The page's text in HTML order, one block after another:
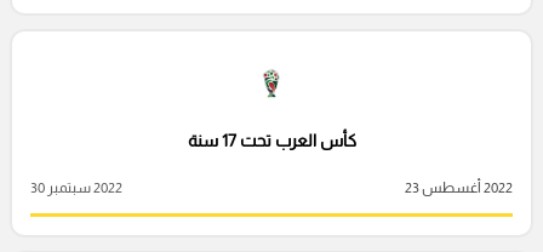
كأس العرب تحت 17 سنة
2022 أغسطس 23 2022 سبتمبر 30